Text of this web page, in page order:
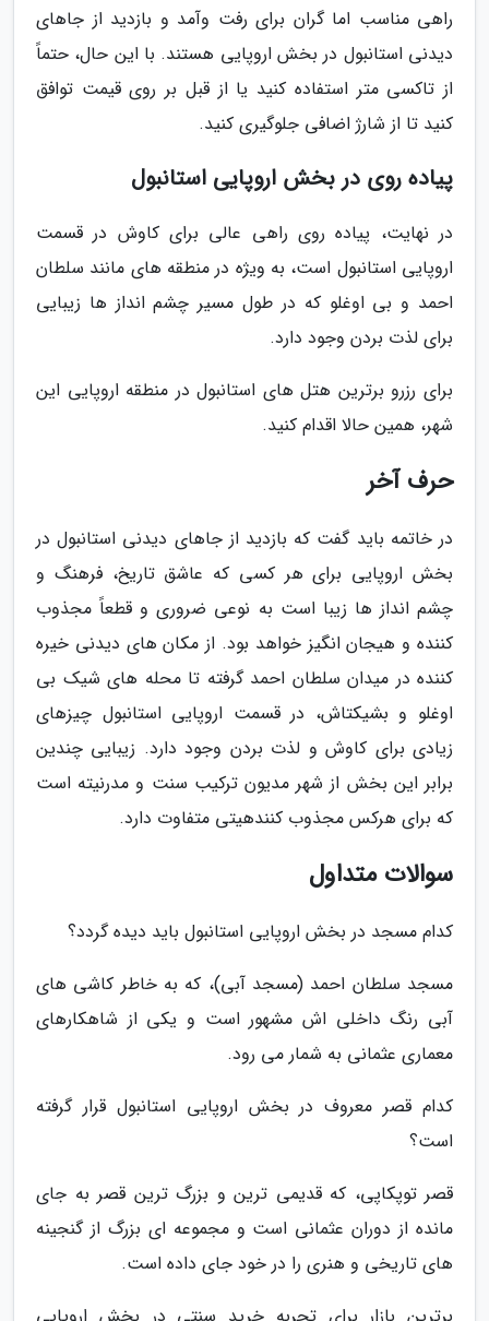
راهی مناسب اما گران برای رفت وآمد و بازدید از جاهای
دیدنی استانبول در بخش اروپایی هستند. با این حال، حتماً
از تاکسی متر استفاده کنید یا از قبل بر روی قیمت توافق
کنید تا از شارژ اضافی جلوگیری کنید.
پیاده روی در بخش اروپایی استانبول
در نهایت، پیاده روی راهی عالی برای کاوش در قسمت
اروپایی استانبول است، به ویژه در منطقه های مانند سلطان
احمد و بی اوغلو که در طول مسیر چشم انداز ها زیبایی
برای لذت بردن وجود دارد.
برای رزرو برترین هتل های استانبول در منطقه اروپایی این
شهر، همین حالا اقدام کنید.
حرف آخر
در خاتمه باید گفت که بازدید از جاهای دیدنی استانبول در
بخش اروپایی برای هر کسی که عاشق تاریخ، فرهنگ و
چشم انداز ها زیبا است به نوعی ضروری و قطعاً مجذوب
کننده و هیجان انگیز خواهد بود. از مکان های دیدنی خیره
کننده در میدان سلطان احمد گرفته تا محله های شیک بی
اوغلو و بشیکتاش، در قسمت اروپایی استانبول چیزهای
زیادی برای کاوش و لذت بردن وجود دارد. زیبایی چندین
برابر این بخش از شهر مدیون ترکیب سنت و مدرنیته است
که برای هرکس مجذوب کنندهیتی متفاوت دارد.
سوالات متداول
کدام مسجد در بخش اروپایی استانبول باید دیده گردد؟
مسجد سلطان احمد (مسجد آبی)، که به خاطر کاشی های
آبی رنگ داخلی اش مشهور است و یکی از شاهکارهای
معماری عثمانی به شمار می رود.
کدام قصر معروف در بخش اروپایی استانبول قرار گرفته
است؟
قصر توپکاپی، که قدیمی ترین و بزرگ ترین قصر به جای
مانده از دوران عثمانی است و مجموعه ای بزرگ از گنجینه
های تاریخی و هنری را در خود جای داده است.